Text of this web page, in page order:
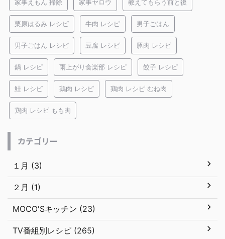
家事えもん 掃除 家事ヤロウ 教えてもらう前と後
栗原はるみ レシピ 牛肉 レシピ 男子ごはん
男子ごはん レシピ 豆腐 レシピ 豚肉 レシピ
鍋 レシピ 雨上がり食楽部 レシピ 餃子 レシピ
鮭 レシピ 鶏肉 レシピ 鶏肉 レシピ むね肉
鶏肉 レシピ もも肉
カテゴリー
１月 (3)
２月 (1)
MOCO'Sキッチン (23)
TV番組別レシピ (265)